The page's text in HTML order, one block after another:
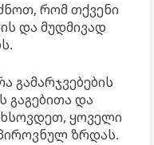
რომ თქვენი
და მუდმივად
გამარჯვებების
გაგებითა და
ყოველი
ზრდას.